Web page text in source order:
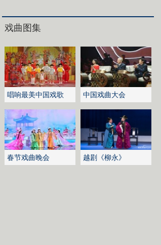
戏曲图集
唱响最美中国戏歌 中国戏曲大会
春节戏曲晚会 越剧《柳永》